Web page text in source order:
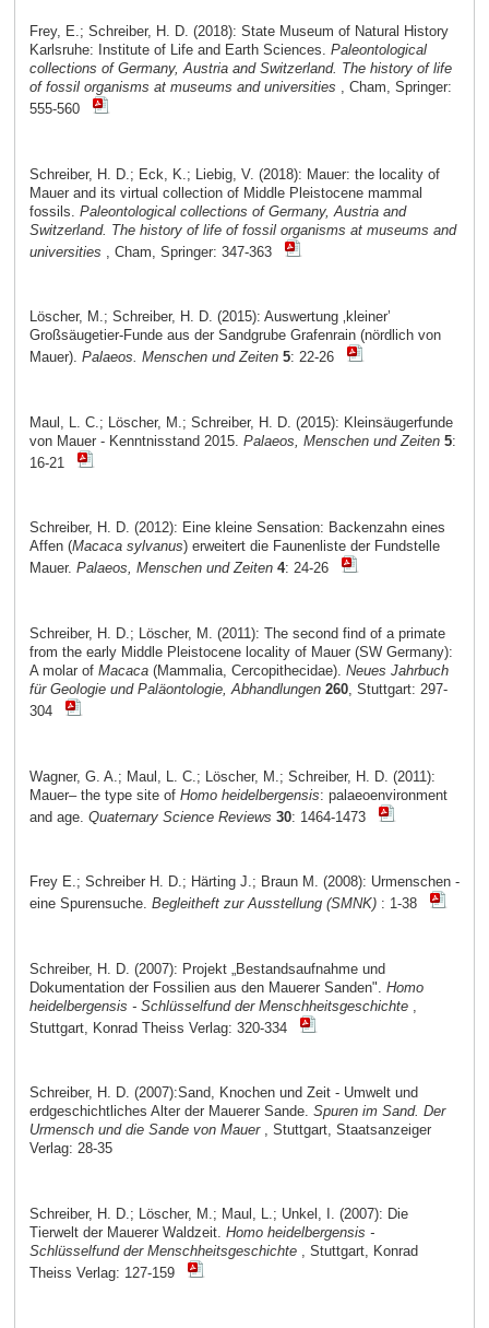
Frey, E.; Schreiber, H. D. (2018): State Museum of Natural History
Karlsruhe: Institute of Life and Earth Sciences. Paleontological
collections of Germany, Austria and Switzerland. The history of life
of fossil organisms at museums and universities , Cham, Springer:
555-560
Schreiber, H. D.; Eck, K.; Liebig, V. (2018): Mauer: the locality of
Mauer and its virtual collection of Middle Pleistocene mammal
fossils. Paleontological collections of Germany, Austria and
Switzerland. The history of life of fossil organisms at museums and
universities , Cham, Springer: 347-363
Löscher, M.; Schreiber, H. D. (2015): Auswertung ‚kleiner’
Großsäugetier-Funde aus der Sandgrube Grafenrain (nördlich von
Mauer). Palaeos. Menschen und Zeiten 5: 22-26
Maul, L. C.; Löscher, M.; Schreiber, H. D. (2015): Kleinsäugerfunde
von Mauer - Kenntnisstand 2015. Palaeos, Menschen und Zeiten 5:
16-21
Schreiber, H. D. (2012): Eine kleine Sensation: Backenzahn eines
Affen (Macaca sylvanus) erweitert die Faunenliste der Fundstelle
Mauer. Palaeos, Menschen und Zeiten 4: 24-26
Schreiber, H. D.; Löscher, M. (2011): The second find of a primate
from the early Middle Pleistocene locality of Mauer (SW Germany):
A molar of Macaca(Mammalia, Cercopithecidae). Neues Jahrbuch
für Geologie und Paläontologie, Abhandlungen 260, Stuttgart: 297-
304
Wagner, G. A.; Maul, L. C.; Löscher, M.; Schreiber, H. D. (2011):
Mauer– the type site of Homo heidelbergensis: palaeoenvironment
and age. Quaternary Science Reviews 30: 1464-1473
Frey E.; Schreiber H. D.; Härting J.; Braun M. (2008): Urmenschen -
eine Spurensuche. Begleitheft zur Ausstellung (SMNK): 1-38
Schreiber, H. D. (2007): Projekt „Bestandsaufnahme und
Dokumentation der Fossilien aus den Mauerer Sanden". Homo
heidelbergensis - Schlüsselfund der Menschheitsgeschichte,
Stuttgart, Konrad Theiss Verlag: 320-334
Schreiber, H. D. (2007):Sand, Knochen und Zeit - Umwelt und
erdgeschichtliches Alter der Mauerer Sande. Spuren im Sand. Der
Urmensch und die Sande von Mauer, Stuttgart, Staatsanzeiger
Verlag: 28-35
Schreiber, H. D.; Löscher, M.; Maul, L.; Unkel, I. (2007): Die
Tierwelt der Mauerer Waldzeit. Homo heidelbergensis -
Schlüsselfund der Menschheitsgeschichte, Stuttgart, Konrad
Theiss Verlag: 127-159